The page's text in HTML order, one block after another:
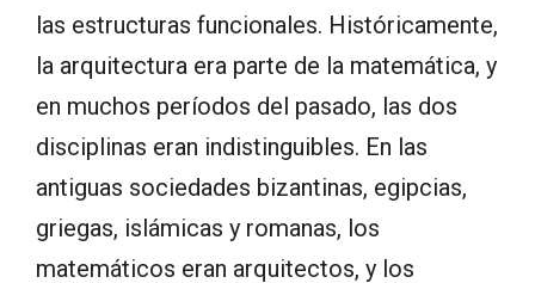
las estructuras funcionales. Históricamente,
la arquitectura era parte de la matemática, y
en muchos períodos del pasado, las dos
disciplinas eran indistinguibles. En las
antiguas sociedades bizantinas, egipcias,
griegas, islámicas y romanas, los
matemáticos eran arquitectos, y los